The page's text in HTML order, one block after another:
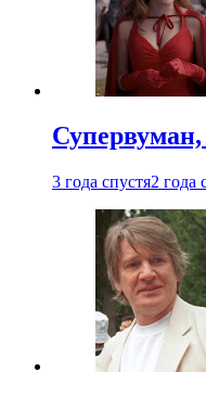
3 года спустя2 года